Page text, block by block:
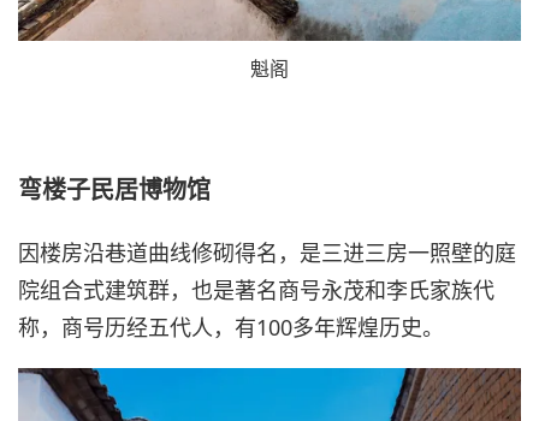
魁阁
弯楼子民居博物馆
因楼房沿巷道曲线修砌得名，是三进三房一照壁的庭
院组合式建筑群，也是著名商号永茂和李氏家族代
称，商号历经五代人，有100多年辉煌历史。